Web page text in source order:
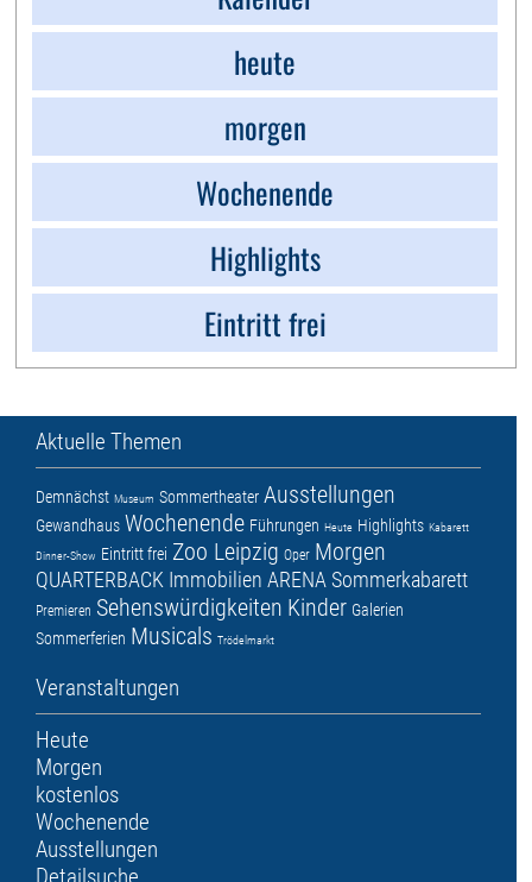
heute
morgen
Wochenende
Highlights
Eintritt frei
Aktuelle Themen
Demnächst Museum Sommertheater Ausstellungen
Gewandhaus Wochenende Führungen Heute Highlights Kabarett
Dinner-Show Eintritt frei Zoo Leipzig Oper Morgen
QUARTERBACK Immobilien ARENASommerkabarett
Premieren Sehenswürdigkeiten Kinder Galerien
Sommerferien Musicals Trödelmarkt
Veranstaltungen
Heute
Morgen
kostenlos
Wochenende
Ausstellungen